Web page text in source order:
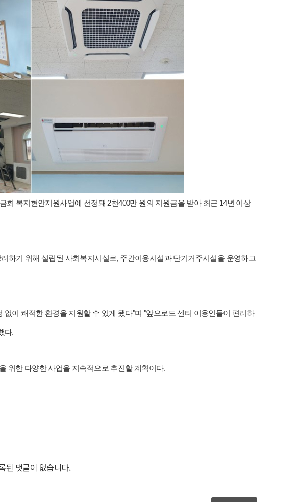
회 복지현안지원사업에 선정돼 2천400만 원의 지원금을 받아 최근 14년 이상
하기 위해 설립된 사회복지시설로, 주간이용시설과 단기거주시설을 운영하고
이 쾌적한 환경을 지원할 수 있게 됐다"며 "앞으로도 센터 이용인들이 편리하
다.
위한 다양한 사업을 지속적으로 추진할 계획이다.
된 댓글이 없습니다.